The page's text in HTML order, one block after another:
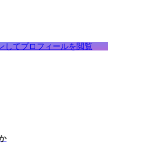
してプロフィールを閲覧